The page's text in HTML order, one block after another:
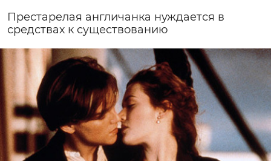
Престарелая англичанка нуждается в
средствах к существованию